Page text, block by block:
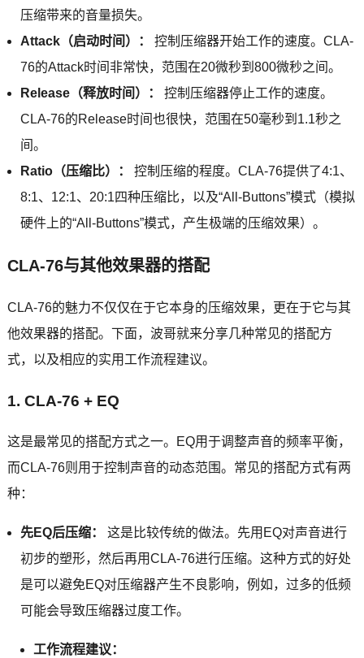
压缩带来的音量损失。
Attack（启动时间）：
控制压缩器开始工作的速度。CLA-
76的Attack时间非常快，范围在20微秒到800微秒之间。
Release（释放时间）：
控制压缩器停止工作的速度。
CLA-76的Release时间也很快，范围在50毫秒到1.1秒之
间。
Ratio（压缩比）：
控制压缩的程度。CLA-76提供了4:1、
8:1、12:1、20:1四种压缩比，以及“All-Buttons”模式（模拟
硬件上的“All-Buttons”模式，产生极端的压缩效果）。
CLA-76与其他效果器的搭配
CLA-76的魅力不仅仅在于它本身的压缩效果，更在于它与其
他效果器的搭配。下面，波哥就来分享几种常见的搭配方
式，以及相应的实用工作流程建议。
1. CLA-76 + EQ
这是最常见的搭配方式之一。EQ用于调整声音的频率平衡，
而CLA-76则用于控制声音的动态范围。常见的搭配方式有两
种：
先EQ后压缩：
这是比较传统的做法。先用EQ对声音进行
初步的塑形，然后再用CLA-76进行压缩。这种方式的好处
是可以避免EQ对压缩器产生不良影响，例如，过多的低频
可能会导致压缩器过度工作。
工作流程建议：